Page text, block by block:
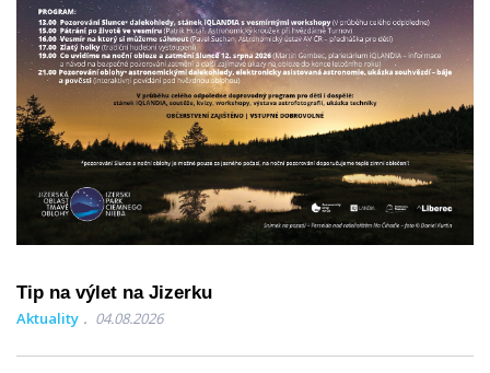
Tip na výlet na Jizerku
Aktuality 04.08.2026